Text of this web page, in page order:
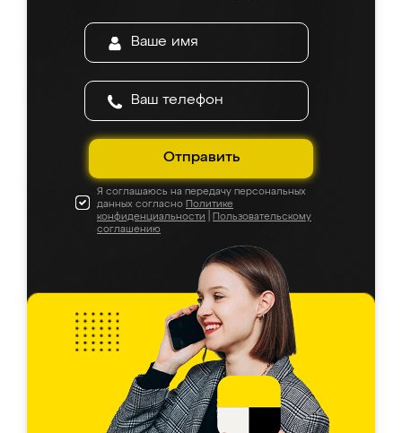
Отправить
Я соглашаюсь на передачу персональных
данных согласно Политике
конфиденциальности
Пользовательскому
соглашению